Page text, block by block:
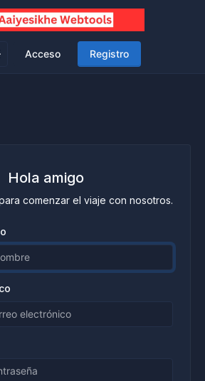
Acceso Registro
Hola amigo
comenzar el viaje con nosotros.